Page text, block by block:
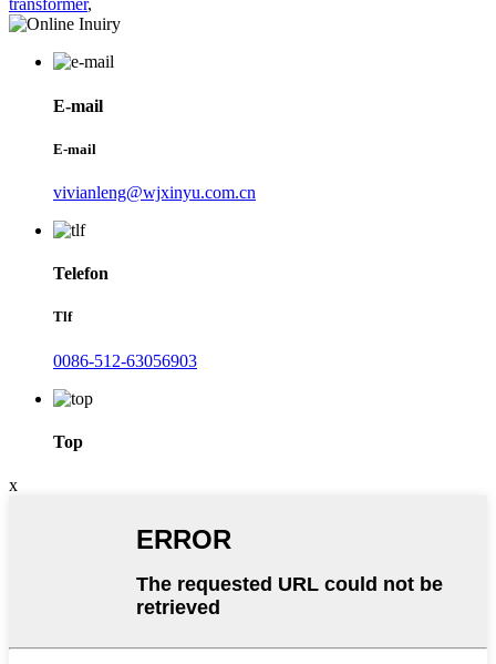
transformer,
E-mail
E-mail
vivianleng@wjxinyu.com.cn
Telefon
Tlf
0086-512-63056903
Top
x